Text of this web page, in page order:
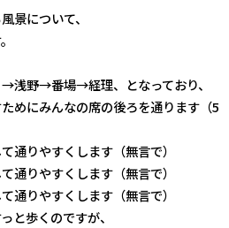
景について、
野→番場→経理、となっており、
めにみんなの席の後ろを通ります（5
通りやすくします（無言で）
通りやすくします（無言で）
通りやすくします（無言で）
と歩くのですが、